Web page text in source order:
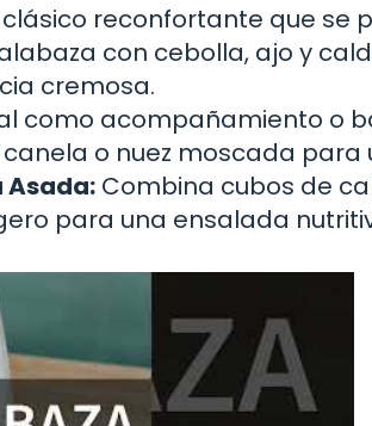
clásico reconfortante que se
con cebolla, ajo y
cremosa.
como acompañamiento o
o nuez moscada para
Asada: Combina cubos de
para una ensalada